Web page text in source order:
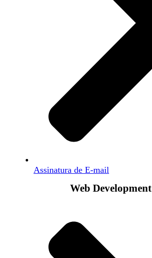
Assinatura de E-mail
Web Development